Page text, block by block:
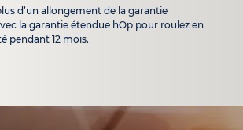
d’un allongement de la garantie
la garantie étendue hOp pour roulez en
pendant 12 mois.